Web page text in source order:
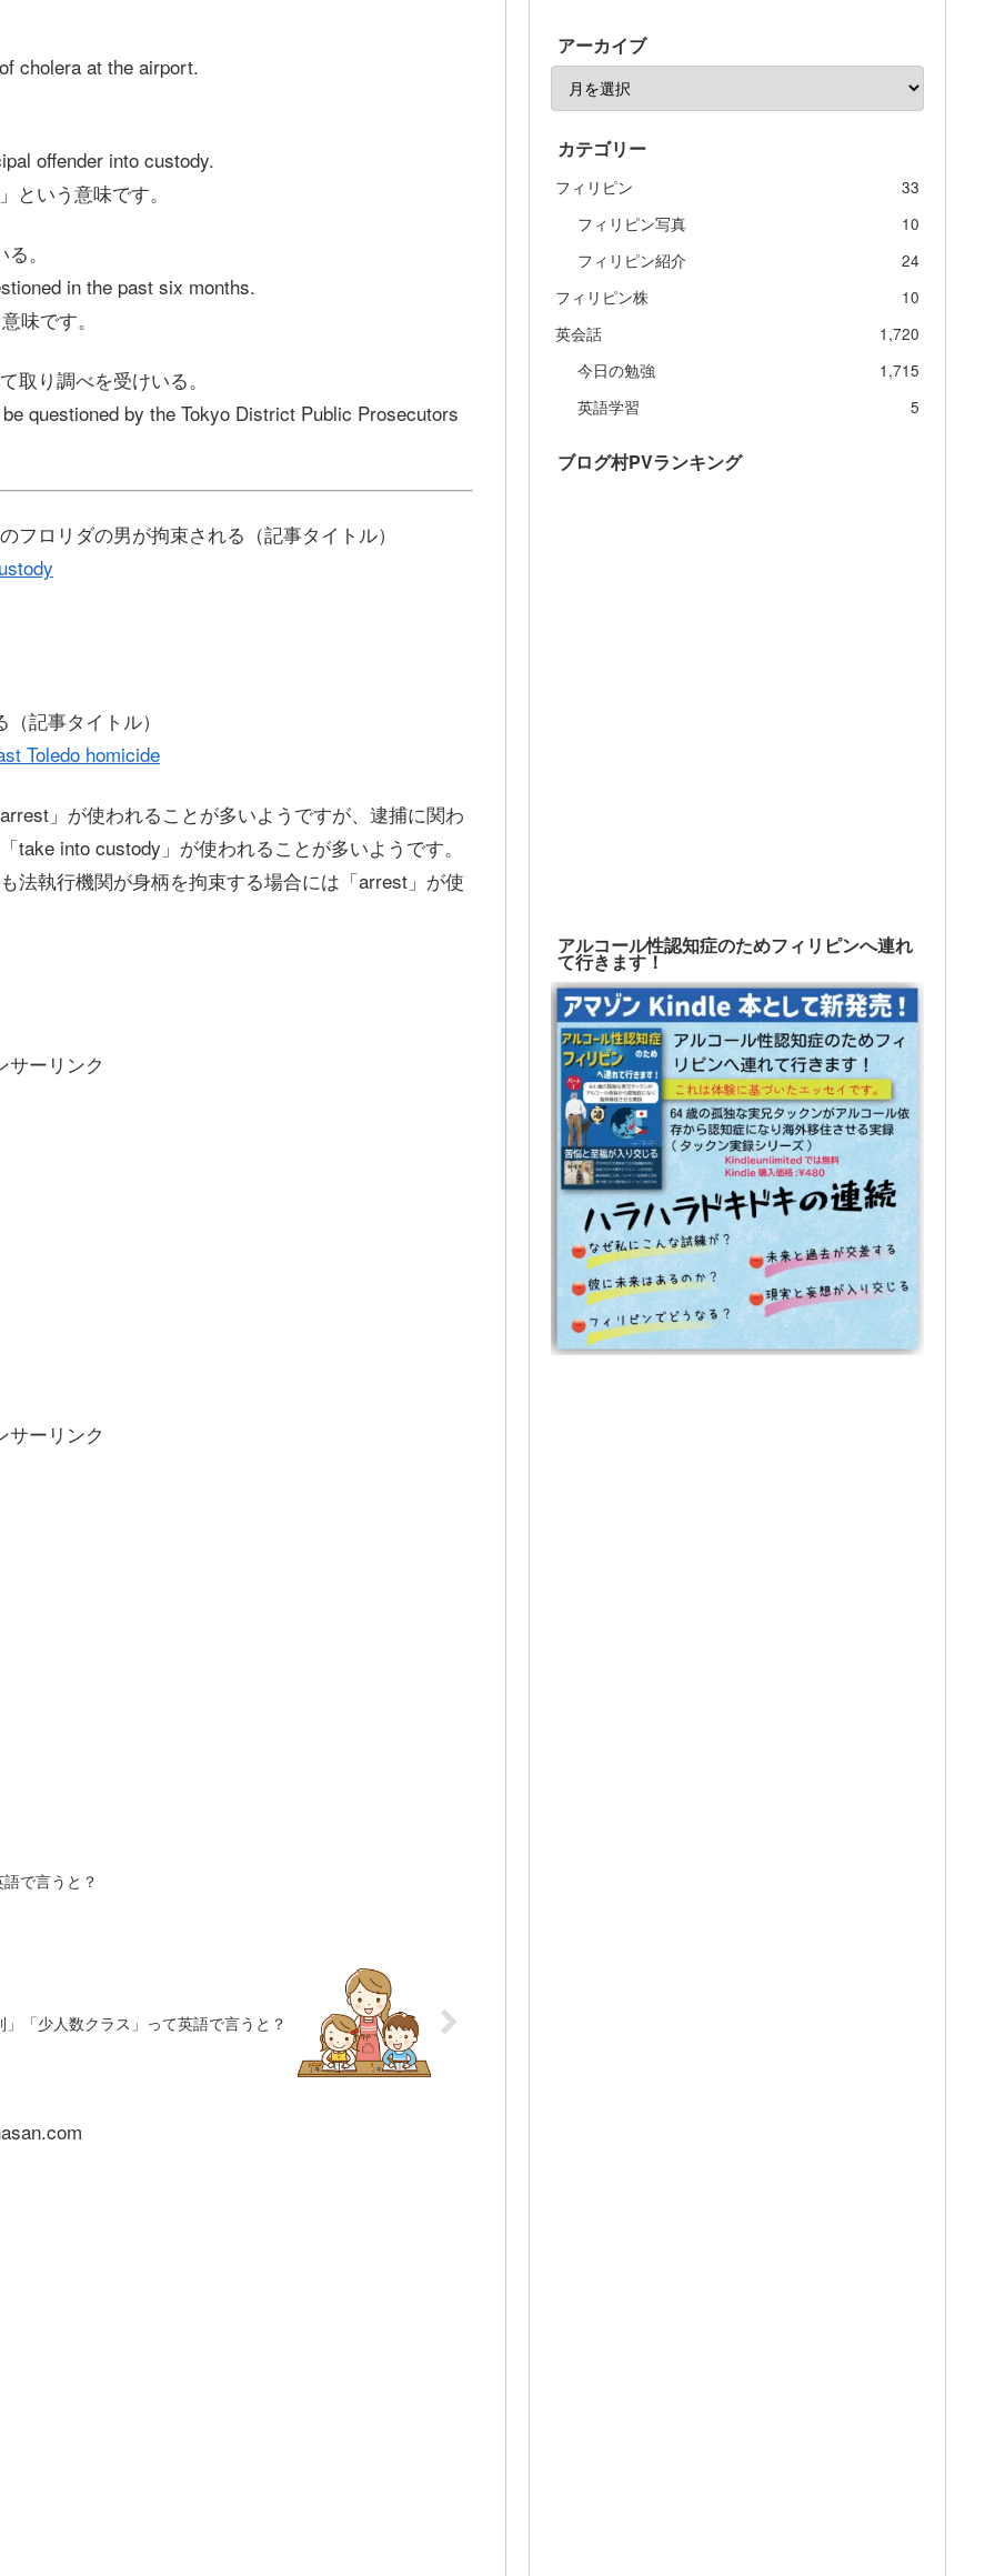
cholera at the airport.
offender into custody.
という意味です。
。
in the past six months.
味です。
取り調べを受けいる。
questioned by the Tokyo District Public Prosecutors
ロリダの男が拘束される（記事タイトル）
記事タイトル）
Toledo homicide
」が使われることが多いようですが、逮捕に関わ
into custody」が使われることが多いようです。
法執行機関が身柄を拘束する場合には「arrest」が使
サーリンク
サーリンク
で言うと？
」「少人数クラス」って英語で言うと？
アーカイブ
カテゴリー
フィリピン
33
フィリピン写真
10
フィリピン紹介
24
フィリピン株
10
英会話
1,720
今日の勉強
1,715
英語学習
5
ブログ村PVランキング
アルコール性認知症のためフィリピンへ連れ
て行きます！